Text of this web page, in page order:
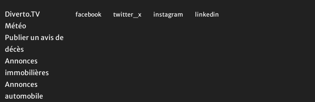
Diverto.TV
Météo
Publier un avis de
décès
Annonces
immobilières
Annonces
automobile